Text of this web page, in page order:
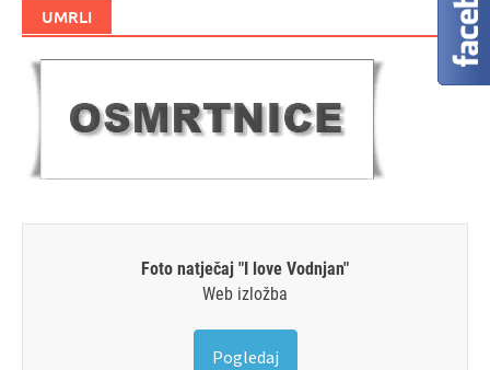
UMRLI
Foto natječaj "I love Vodnjan"
Web izložba
Pogledaj